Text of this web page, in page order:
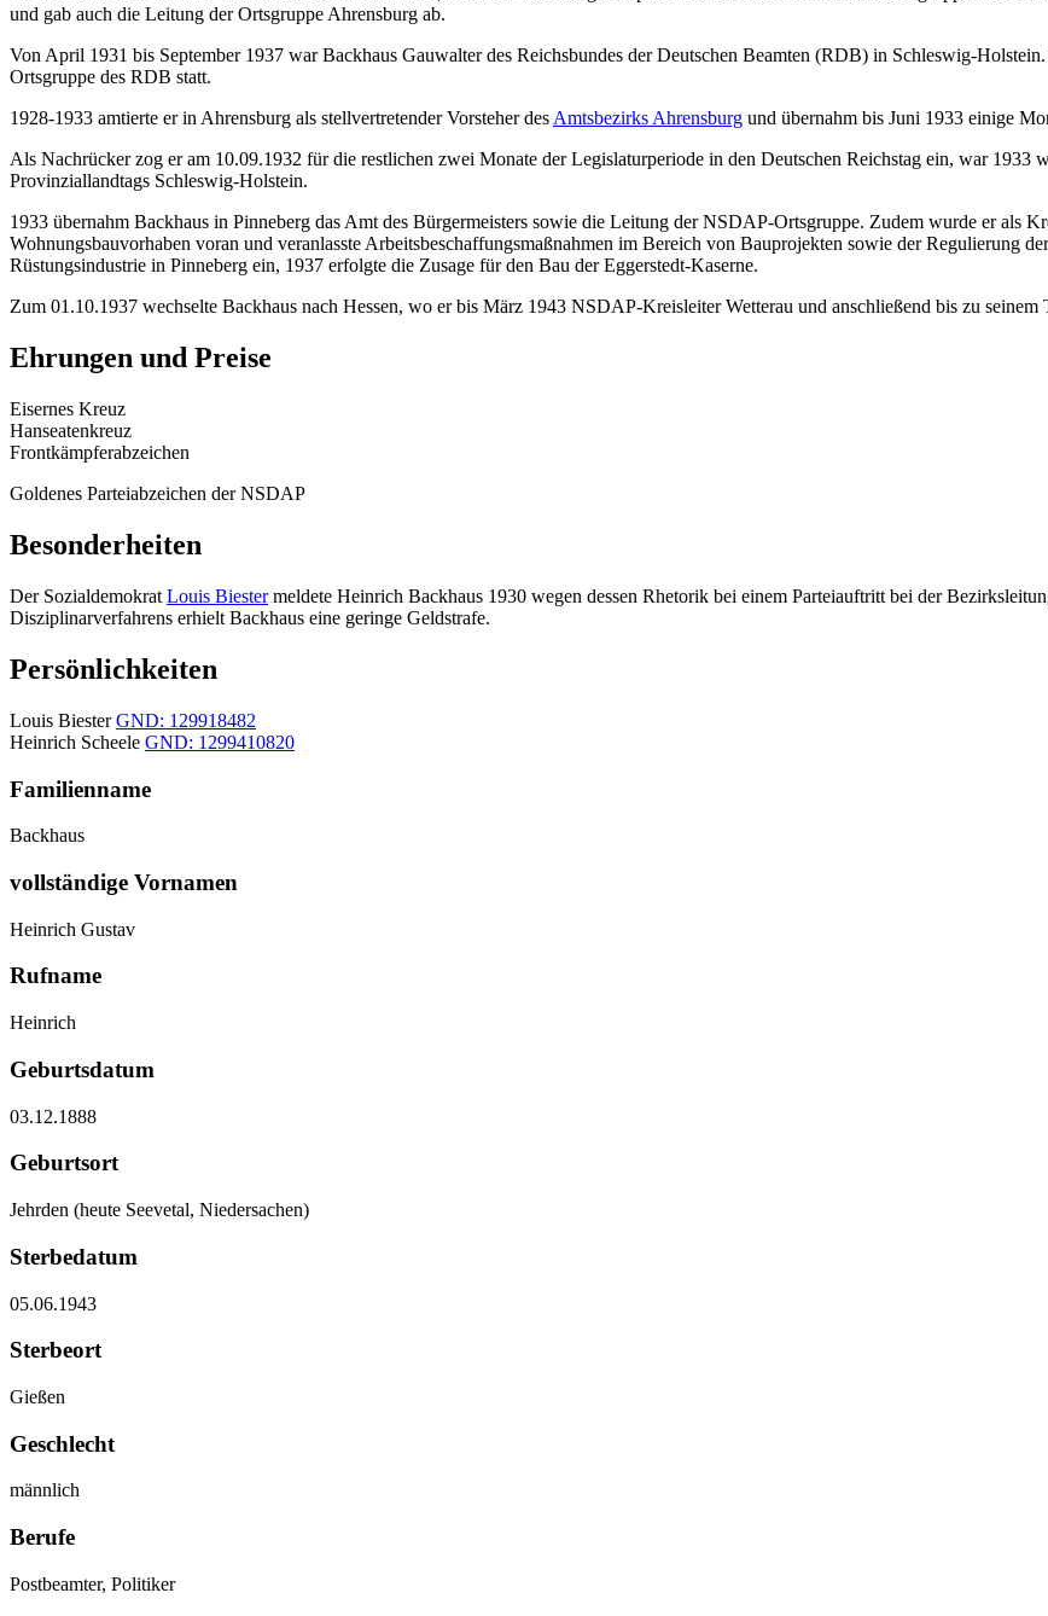
und gab auch die Leitung der Ortsgruppe Ahrensburg ab.
Von April 1931 bis September 1937 war Backhaus Gauwalter des Reichsbundes der Deutschen Beamten (RDB) in Schleswig-
Ortsgruppe des RDB statt.
1928-1933 amtierte er in Ahrensburg als stellvertretender Vorsteher desAmtsbezirks Ahrensburg und übernahm bis Juni 1933 einige
Als Nachrücker zog er am 10.09.1932 für die restlichen zwei Monate der Legislaturperiode in den Deutschen Reichstag ein, war 1933
Provinziallandtags Schleswig-Holstein.
1933 übernahm Backhaus in Pinneberg das Amt des Bürgermeisters sowie die Leitung der NSDAP-Ortsgruppe. Zudem wurde er als
Wohnungsbauvorhaben voran und veranlasste Arbeitsbeschaffungsmaßnahmen im Bereich von Bauprojekten sowie der Regulierung
Rüstungsindustrie in Pinneberg ein, 1937 erfolgte die Zusage für den Bau der Eggerstedt-Kaserne.
Zum 01.10.1937 wechselte Backhaus nach Hessen, wo er bis März 1943 NSDAP-Kreisleiter Wetterau und anschließend bis zu seinem
Ehrungen und Preise
Eisernes Kreuz
Hanseatenkreuz
Frontkämpferabzeichen
Goldenes Parteiabzeichen der NSDAP
Besonderheiten
Der Sozialdemokrat Louis Biestermeldete Heinrich Backhaus 1930 wegen dessen Rhetorik bei einem Parteiauftritt bei der
Disziplinarverfahrens erhielt Backhaus eine geringe Geldstrafe.
Persönlichkeiten
Louis BiesterGND: 129918482
Heinrich Scheele GND: 1299410820
Familienname
Backhaus
vollständige Vornamen
Heinrich Gustav
Rufname
Heinrich
Geburtsdatum
03.12.1888
Geburtsort
Jehrden (heute Seevetal, Niedersachen)
Sterbedatum
05.06.1943
Sterbeort
Gießen
Geschlecht
männlich
Berufe
Postbeamter, Politiker